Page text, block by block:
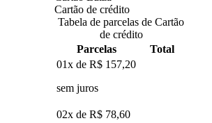
Cartão de crédito
Tabela de parcelas de Cartão
de crédito
Parcelas
Total
01x de R$ 157,20
sem juros
02x de R$ 78,60